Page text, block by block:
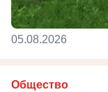
05.08.2026
Общество